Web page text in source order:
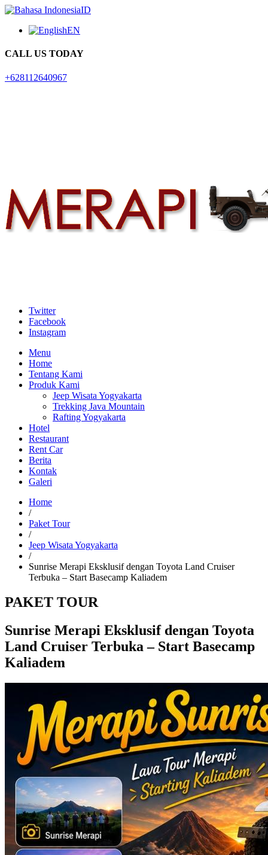
ID
EN
CALL US TODAY
+628112640967
Twitter
Facebook
Instagram
Menu
Home
Tentang Kami
Produk Kami
Jeep Wisata Yogyakarta
Trekking Java Mountain
Rafting Yogyakarta
Hotel
Restaurant
Rent Car
Berita
Kontak
Galeri
Home
/
Paket Tour
/
Jeep Wisata Yogyakarta
/
Sunrise Merapi Eksklusif dengan Toyota Land Cruiser
Terbuka – Start Basecamp Kaliadem
PAKET TOUR
Sunrise Merapi Eksklusif dengan Toyota
Land Cruiser Terbuka – Start Basecamp
Kaliadem